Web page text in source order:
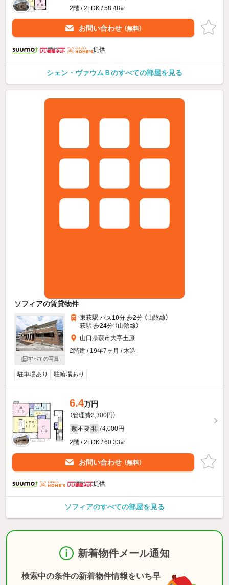
2階 / 2LDK / 58.48㎡
お問い合わせ （無料）
提供
シェン・ヴァウムＢのすべての部屋を見る
ソフィアの賃貸物件
すべての写真
東萩駅 バス10分 歩2分 （山陰線）
萩駅 歩24分 （山陰線）
山口県萩市大字土原
2階建 / 19年7ヶ月 / 木造
駐車場あり 駐輪場あり
6.4万円
（管理費2,300円）
敷 不要 礼 74,000円
2階 / 2LDK / 60.33㎡
お問い合わせ （無料）
提供
ソフィアのすべての部屋を見る
新着物件メール通知
検索中の条件の新着物件情報をいち早